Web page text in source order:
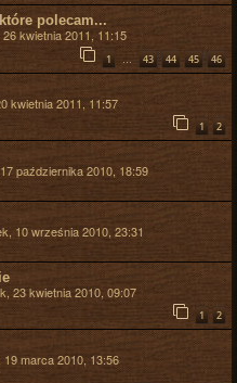
polecam...
kwietnia 2011, 11:15
1 43 44 45 46
kwietnia 2011, 11:57
1 2
października 2010, 18:59
10 września 2010, 23:31
23 kwietnia 2010, 09:07
1 2
19 marca 2010, 13:56